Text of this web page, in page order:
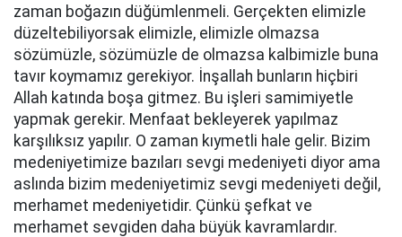
zaman boğazın düğümlenmeli. Gerçekten elimizle
düzeltebiliyorsak elimizle, elimizle olmazsa
sözümüzle, sözümüzle de olmazsa kalbimizle buna
tavır koymamız gerekiyor. İnşallah bunların hiçbiri
Allah katında boşa gitmez. Bu işleri samimiyetle
yapmak gerekir. Menfaat bekleyerek yapılmaz
karşılıksız yapılır. O zaman kıymetli hale gelir. Bizim
medeniyetimize bazıları sevgi medeniyeti diyor ama
aslında bizim medeniyetimiz sevgi medeniyeti değil,
merhamet medeniyetidir. Çünkü şefkat ve
merhamet sevgiden daha büyük kavramlardır.